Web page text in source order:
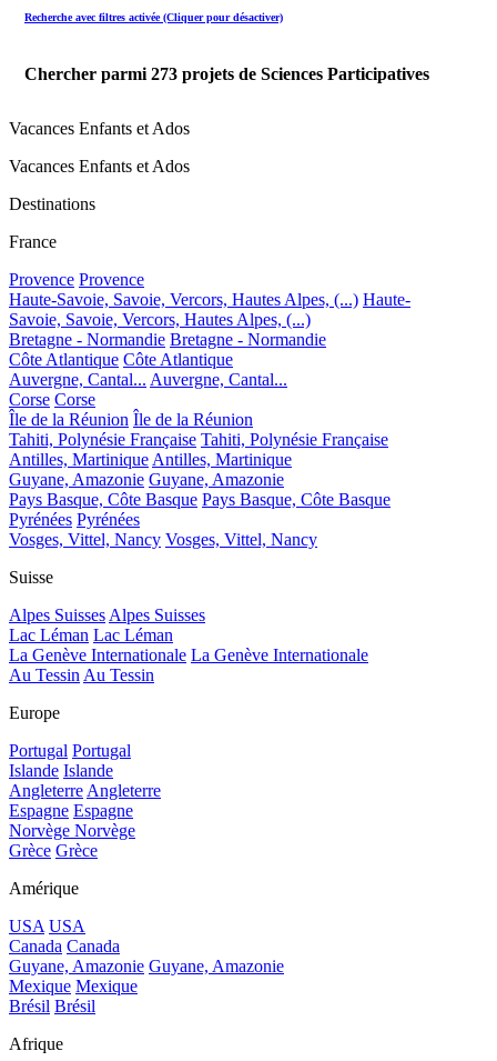
Recherche avec filtres activée (Cliquer pour désactiver)
Chercher parmi 273 projets de Sciences Participatives
Vacances Enfants et Ados
Vacances Enfants et Ados
Destinations
France
Provence Provence
Haute-Savoie, Savoie, Vercors, Hautes Alpes, (...) Haute-
Savoie, Savoie, Vercors, Hautes Alpes, (...)
Bretagne - Normandie Bretagne - Normandie
Côte Atlantique Côte Atlantique
Auvergne, Cantal... Auvergne, Cantal...
Corse Corse
Île de la Réunion Île de la Réunion
Tahiti, Polynésie Française Tahiti, Polynésie Française
Antilles, Martinique Antilles, Martinique
Guyane, Amazonie Guyane, Amazonie
Pays Basque, Côte Basque Pays Basque, Côte Basque
Pyrénées Pyrénées
Vosges, Vittel, Nancy Vosges, Vittel, Nancy
Suisse
Alpes Suisses Alpes Suisses
Lac Léman Lac Léman
La Genève Internationale La Genève Internationale
Au Tessin Au Tessin
Europe
Portugal Portugal
Islande Islande
Angleterre Angleterre
Espagne Espagne
Norvège Norvège
Grèce Grèce
Amérique
USA USA
Canada Canada
Guyane, Amazonie Guyane, Amazonie
Mexique Mexique
Brésil Brésil
Afrique